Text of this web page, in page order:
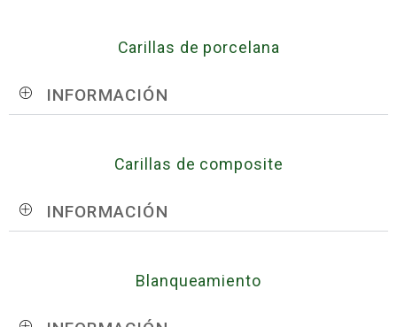
Carillas de porcelana
INFORMACIÓN
Carillas de composite
INFORMACIÓN
Blanqueamiento